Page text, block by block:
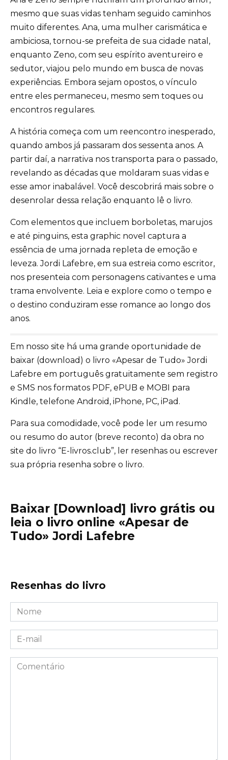
mesmo que suas vidas tenham seguido caminhos
muito diferentes. Ana, uma mulher carismática e
ambiciosa, tornou-se prefeita de sua cidade natal,
enquanto Zeno, com seu espírito aventureiro e
sedutor, viajou pelo mundo em busca de novas
experiências. Embora sejam opostos, o vínculo
entre eles permaneceu, mesmo sem toques ou
encontros regulares.
A história começa com um reencontro inesperado,
quando ambos já passaram dos sessenta anos. A
partir daí, a narrativa nos transporta para o passado,
revelando as décadas que moldaram suas vidas e
esse amor inabalável. Você descobrirá mais sobre o
desenrolar dessa relação enquanto lê o livro.
Com elementos que incluem borboletas, marujos
e até pinguins, esta graphic novel captura a
essência de uma jornada repleta de emoção e
leveza. Jordi Lafebre, em sua estreia como escritor,
nos presenteia com personagens cativantes e uma
trama envolvente. Leia e explore como o tempo e
o destino conduziram esse romance ao longo dos
anos.
Em nosso site há uma grande oportunidade de
baixar (download) o livro «Apesar de Tudo» Jordi
Lafebre em português gratuitamente sem registro
e SMS nos formatos PDF, ePUB e MOBI para
Kindle, telefone Android, iPhone, PC, iPad.
Para sua comodidade, você pode ler um resumo
ou resumo do autor (breve reconto) da obra no
site do livro “E-livros.club”, ler resenhas ou escrever
sua própria resenha sobre o livro.
Baixar [Download] livro grátis ou
leia o livro online «Apesar de
Tudo» Jordi Lafebre
Resenhas do livro
Nome
*
E-
mail
*Comentário